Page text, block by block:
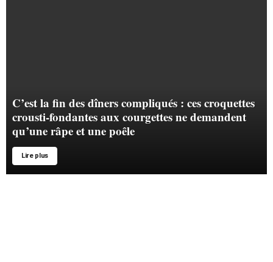
C’est la fin des dîners compliqués : ces croquettes
crousti-fondantes aux courgettes ne demandent
qu’une râpe et une poêle
Lire plus